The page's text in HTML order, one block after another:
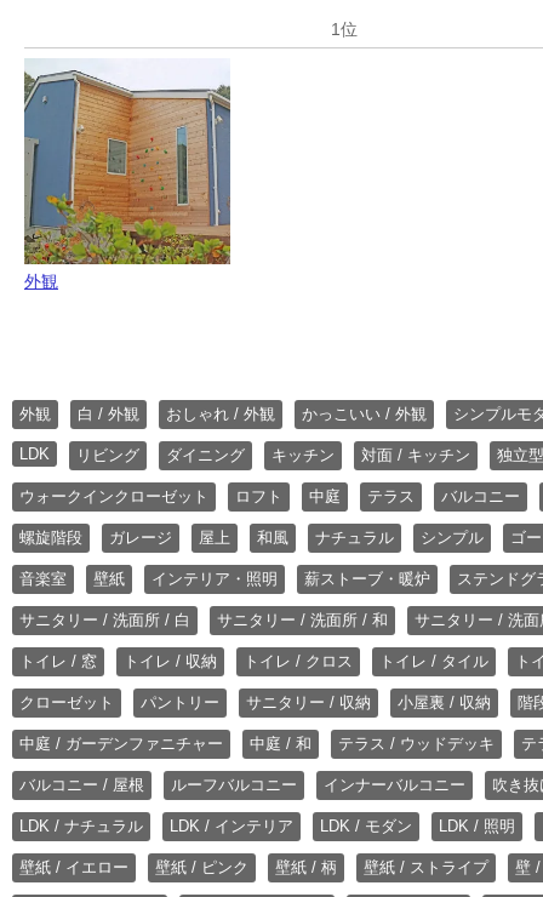
外観
外観 白 / 外観 おしゃれ / 外観 かっこいい / 外観 シンプルモ
LDK リビング ダイニング キッチン 対面 / キッチン 独立
ウォークインクローゼット ロフト 中庭 テラス バルコニー
螺旋階段 ガレージ 屋上 和風 ナチュラル シンプル ゴ
音楽室 壁紙 インテリア・照明 薪ストーブ・暖炉 ステンドグ
サニタリー / 洗面所 / 白 サニタリー / 洗面所 / 和 サニタリー / 洗
トイレ / 窓 トイレ / 収納 トイレ / クロス トイレ / タイル ト
クローゼット パントリー サニタリー / 収納 小屋裏 / 収納 階
中庭 / ガーデンファニチャー 中庭 / 和 テラス / ウッドデッキ テ
バルコニー / 屋根 ルーフバルコニー インナーバルコニー 吹き
LDK / ナチュラル LDK / インテリア LDK / モダン LDK / 照明
壁紙 / イエロー 壁紙 / ピンク 壁紙 / 柄 壁紙 / ストライプ 壁